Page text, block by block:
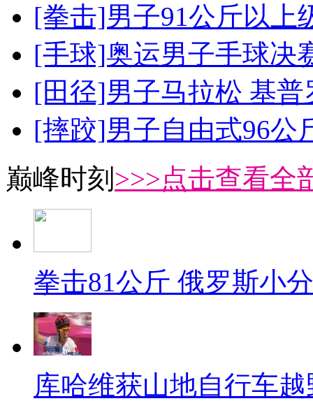
[拳击]男子91公斤以上
[手球]奥运男子手球决
[田径]男子马拉松 基
[摔跤]男子自由式96公
巅峰时刻 >>>点击查看全
拳击81公斤 俄罗斯小
库哈维获山地自行车